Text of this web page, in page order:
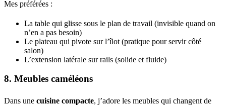
Mes préférées :
La table qui glisse sous le plan de travail (invisible quand on
n’en a pas besoin)
Le plateau qui pivote sur l’îlot (pratique pour servir côté
salon)
L’extension latérale sur rails (solide et fluide)
8. Meubles caméléons
Dans une cuisine compacte, j’adore les meubles qui changent de